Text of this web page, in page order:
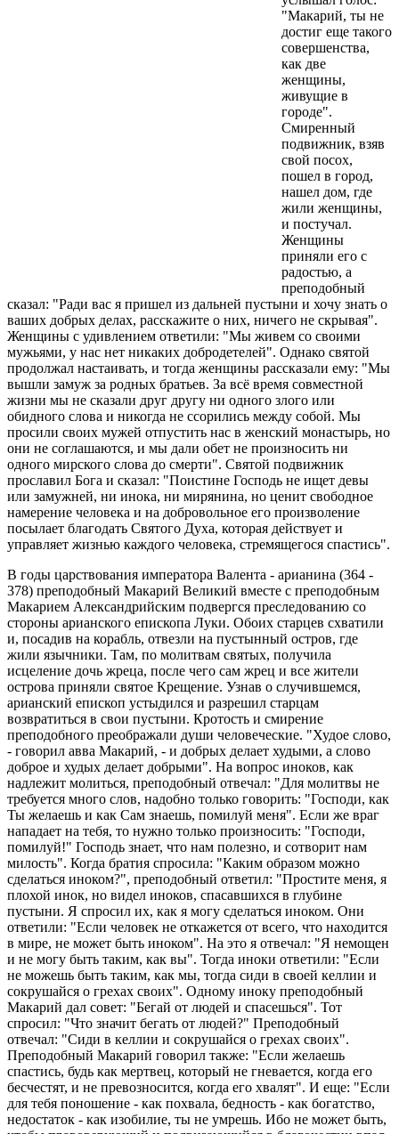
"Макарий, ты не
достиг еще такого
совершенства,
как две
женщины,
живущие в
городе".
Смиренный
подвижник, взяв
свой посох,
пошел в город,
нашел дом, где
жили женщины,
и постучал.
Женщины
приняли его с
радостью, а
преподобный
сказал: "Ради вас я пришел из дальней пустыни и хочу знать о
ваших добрых делах, расскажите о них, ничего не скрывая".
Женщины с удивлением ответили: "Мы живем со своими
мужьями, у нас нет никаких добродетелей". Однако святой
продолжал настаивать, и тогда женщины рассказали ему: "Мы
вышли замуж за родных братьев. За всё время совместной
жизни мы не сказали друг другу ни одного злого или
обидного слова и никогда не ссорились между собой. Мы
просили своих мужей отпустить нас в женский монастырь, но
они не соглашаются, и мы дали обет не произносить ни
одного мирского слова до смерти". Святой подвижник
прославил Бога и сказал: "Поистине Господь не ищет девы
или замужней, ни инока, ни мирянина, но ценит свободное
намерение человека и на добровольное его произволение
посылает благодать Святого Духа, которая действует и
управляет жизнью каждого человека, стремящегося спастись".
В годы царствования императора Валента - арианина (364 -
378) преподобный Макарий Великий вместе с преподобным
Макарием Александрийским подвергся преследованию со
стороны арианского епископа Луки. Обоих старцев схватили
и, посадив на корабль, отвезли на пустынный остров, где
жили язычники. Там, по молитвам святых, получила
исцеление дочь жреца, после чего сам жрец и все жители
острова приняли святое Крещение. Узнав о случившемся,
арианский епископ устыдился и разрешил старцам
возвратиться в свои пустыни. Кротость и смирение
преподобного преображали души человеческие. "Худое слово,
- говорил авва Макарий, - и добрых делает худыми, а слово
доброе и худых делает добрыми". На вопрос иноков, как
надлежит молиться, преподобный отвечал: "Для молитвы не
требуется много слов, надобно только говорить: "Господи, как
Ты желаешь и как Сам знаешь, помилуй меня". Если же враг
нападает на тебя, то нужно только произносить: "Господи,
помилуй!" Господь знает, что нам полезно, и сотворит нам
милость". Когда братия спросила: "Каким образом можно
сделаться иноком?", преподобный ответил: "Простите меня, я
плохой инок, но видел иноков, спасавшихся в глубине
пустыни. Я спросил их, как я могу сделаться иноком. Они
ответили: "Если человек не откажется от всего, что находится
в мире, не может быть иноком". На это я отвечал: "Я немощен
и не могу быть таким, как вы". Тогда иноки ответили: "Если
не можешь быть таким, как мы, тогда сиди в своей келлии и
сокрушайся о грехах своих". Одному иноку преподобный
Макарий дал совет: "Бегай от людей и спасешься". Тот
спросил: "Что значит бегать от людей?" Преподобный
отвечал: "Сиди в келлии и сокрушайся о грехах своих".
Преподобный Макарий говорил также: "Если желаешь
спастись, будь как мертвец, который не гневается, когда его
бесчестят, и не превозносится, когда его хвалят". И еще: "Если
для тебя поношение - как похвала, бедность - как богатство,
недостаток - как изобилие, ты не умрешь. Ибо не может быть,